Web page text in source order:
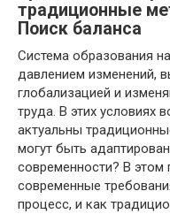
традиционные
Поиск баланса
Система образования
давлением изменений,
глобализацией и
труда. В этих условиях
актуальны
могут быть
современности? В
современные
процесс, и как